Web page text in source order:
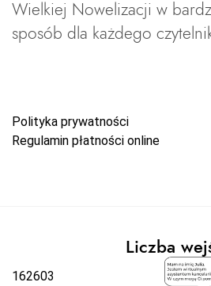
Wielkiej Nowelizacji w
sposób dla każdego
Polityka prywatności
Regulamin płatności online
Liczba
162603